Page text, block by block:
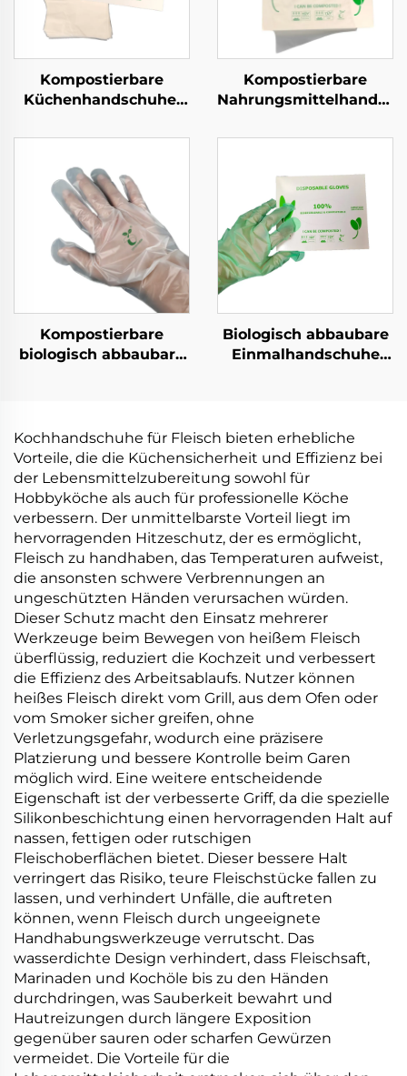
Kompostierbare
Küchenhandschuhe,
kompostierbar aus
Material
Kompostierbare
kompostierbar aus
Material
Kompostierbare
biologisch abbaubare
PLA PBAT Maisstärke
Material
Biologisch abbaubare
Einmalhandschuhe
Material
Kochhandschuhe für Fleisch bieten erhebliche
Vorteile, die die Küchensicherheit und Effizienz bei
der Lebensmittelzubereitung sowohl für
Hobbyköche als auch für professionelle Köche
verbessern. Der unmittelbarste Vorteil liegt im
hervorragenden Hitzeschutz, der es ermöglicht,
Fleisch zu handhaben, das Temperaturen aufweist,
die ansonsten schwere Verbrennungen an
ungeschützten Händen verursachen würden.
Dieser Schutz macht den Einsatz mehrerer
Werkzeuge beim Bewegen von heißem Fleisch
überflüssig, reduziert die Kochzeit und verbessert
die Effizienz des Arbeitsablaufs. Nutzer können
heißes Fleisch direkt vom Grill, aus dem Ofen oder
vom Smoker sicher greifen, ohne
Verletzungsgefahr, wodurch eine präzisere
Platzierung und bessere Kontrolle beim Garen
möglich wird. Eine weitere entscheidende
Eigenschaft ist der verbesserte Griff, da die spezielle
Silikonbeschichtung einen hervorragenden Halt auf
nassen, fettigen oder rutschigen
Fleischoberflächen bietet. Dieser bessere Halt
verringert das Risiko, teure Fleischstücke fallen zu
lassen, und verhindert Unfälle, die auftreten
können, wenn Fleisch durch ungeeignete
Handhabungswerkzeuge verrutscht. Das
wasserdichte Design verhindert, dass Fleischsaft,
Marinaden und Kochöle bis zu den Händen
durchdringen, was Sauberkeit bewahrt und
Hautreizungen durch längere Exposition
gegenüber sauren oder scharfen Gewürzen
vermeidet. Die Vorteile für die